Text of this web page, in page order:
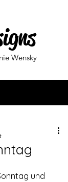
Wensky
und